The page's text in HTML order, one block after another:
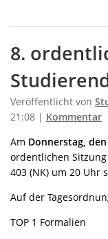
8.
Veröffentlicht von
21:08 | Kommentar
Am Donnerstag,
ordentlichen
403 (NK) um 20 Uhr
Auf der
TOP 1 Formalien